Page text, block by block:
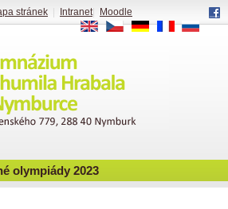
olympiády 2023
stránek Intranet|
Moodle
EN
CS DE FR RU